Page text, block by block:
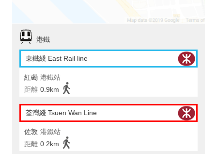
港鐵
東鐵綫 East Rail line
紅磡 港鐵站
距離 0.9km
荃灣綫 Tsuen Wan Line
佐敦 港鐵站
距離 0.2km